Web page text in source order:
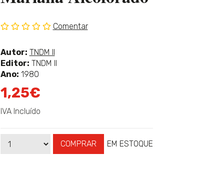
classificação
Comentar
Autor: Ver
mais
sobre
TNDM II
Editor: TNDM II
Ano: 1980
1,25€
IVA Incluído
Qtd COMPRAR
Disponibilidade: EM ESTOQUE